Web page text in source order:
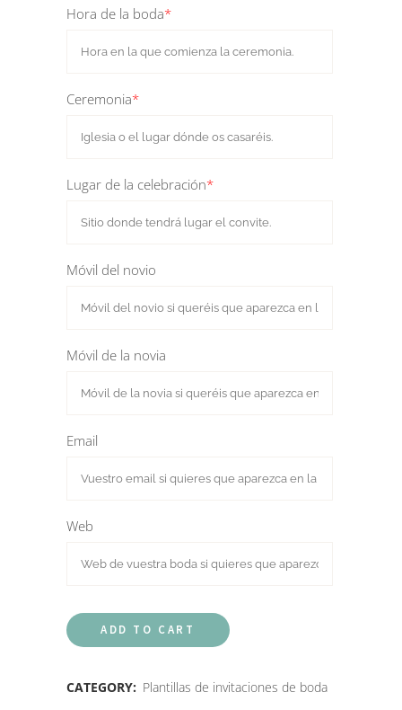
Hora de la boda*
Ceremonia*
Lugar de la celebración*
Móvil del novio
Móvil de la novia
Email
Web
ADD TO CART
CATEGORY: Plantillas de invitaciones de boda